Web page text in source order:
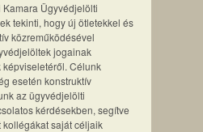
Ügyvédjelölti
tekinti, hogy új ötletekkel és
közreműködésével
jogainak
Célunk
esetén konstruktív
az ügyvédjelölti
kérdésekben, segítve
saját céljaik